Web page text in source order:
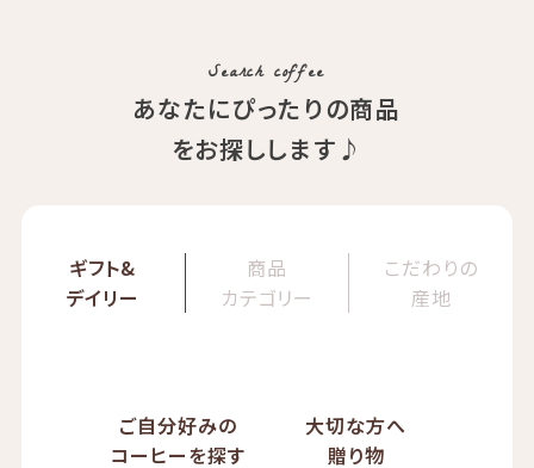
Search coffee
あなたにぴったりの商品
をお探しします♪
ギフト&
デイリー
商品
カテゴリー
こだわりの
産地
ご自分好みの
コーヒーを探す
大切な方へ
贈り物